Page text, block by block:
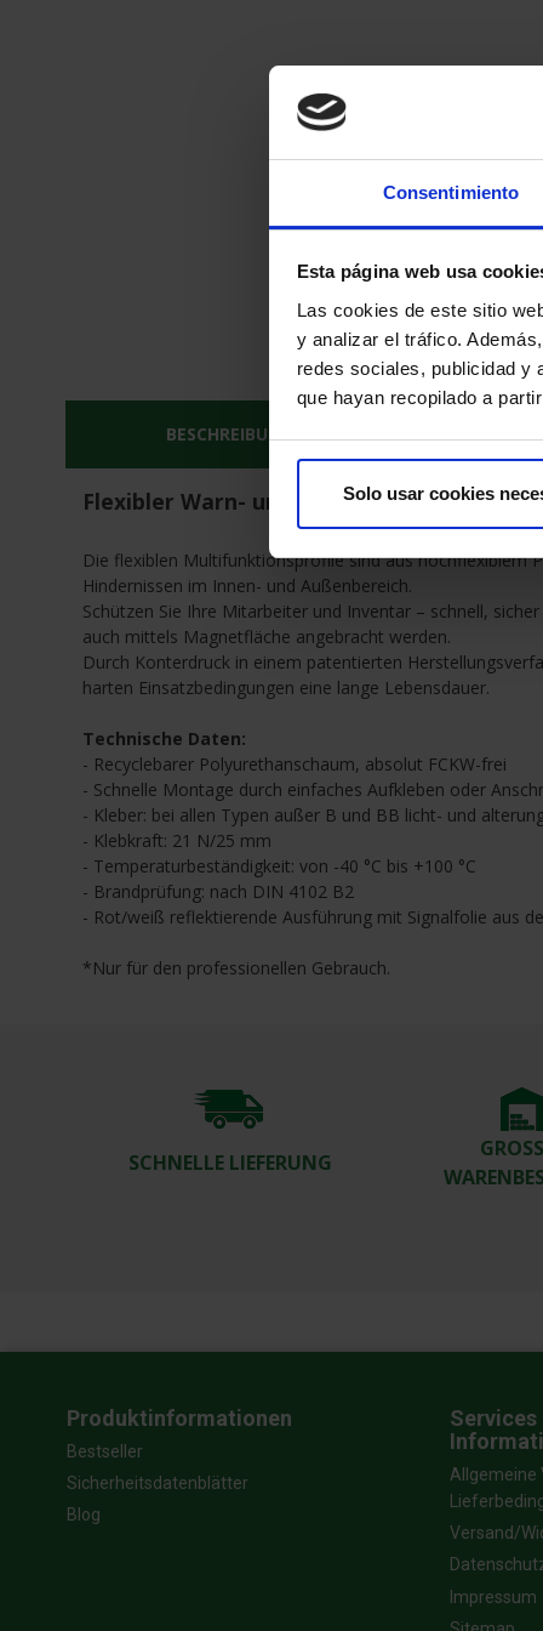
Consentimiento
Esta página web usa
Las cookies de este sitio
y analizar el tráfico.
redes sociales, publicidad y
que hayan recopilado a
Solo usar cookies
BESCHREIBUNG LIEFER- UND
Flexibler Warn- und Prallschutz
Die flexiblen Multifunktionsprofile sind aus hochflexiblem
Hindernissen im Innen- und Außenbereich.
Schützen Sie Ihre Mitarbeiter und Inventar – schnell,
auch mittels Magnetfläche angebracht werden.
Durch Konterdruck in einem patentierten
harten Einsatzbedingungen eine lange Lebensdauer.
Technische Daten:
- Recyclebarer Polyurethanschaum, absolut FCKW-frei
- Schnelle Montage durch einfaches Aufkleben oder
- Kleber: bei allen Typen außer B und BB licht- und
- Klebkraft: 21 N/25 mm
- Temperaturbeständigkeit: von -40 °C bis +100 °C
- Brandprüfung: nach DIN 4102 B2
- Rot/weiß reflektierende Ausführung mit Signalfolie aus
*Nur für den professionellen Gebrauch.
SCHNELLE LIEFERUNG
Produktinformationen
Bestseller
Sicherheitsdatenblätter
Blog
Allgemeine
Versand/
Impressum